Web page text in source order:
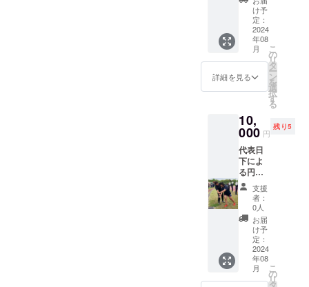
しくは
支援者
様の近
くの投
げがで
きる運
動場な
内容：
投げ練
リル 持
ち物：
スロー
シュー
ズ、円
盤（お
持ちで
あれ
ば）、
メモ、
筆記用
具など
下より
お送り
いたし
ます。
また、
WILLBE
THROW
CLUB
を年１
回、２
年間お
送りい
たしま
す。
け予
定：
2024
年08
月
詳細を見る
こ
の
リ
タ
ー
ン
を
選
択
す
る
10,
000 円
残り5
代表日
下によ
る円盤
投出張
マン
ツーマ
ン指導
（３時
間）
（ウエ
イトト
レーニ
ングあ
支援
者：
0人
お届
け予
定：
2024
年08
月
こ
の
リ